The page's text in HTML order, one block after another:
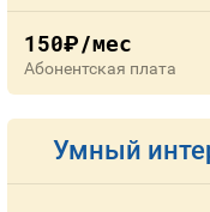
150руб./мес
Абонентская плата
Умный